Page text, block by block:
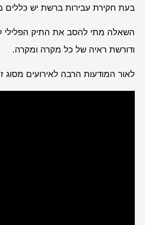
בעת חקירת עבירות ברשת יש כללים
השאלה מתי להסב את התיק הפלילי
ודורשת ראיה של כל מקרה ומקרה.
לאור המודעות הרבה לאירועים